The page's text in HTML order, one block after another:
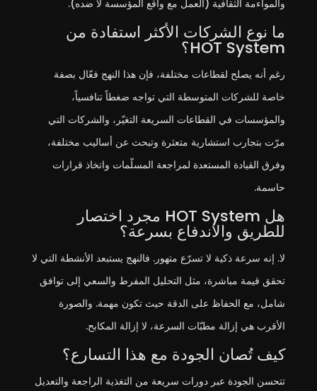
والمواءمة الثقافية (العمل مع واقع المؤسسة لا ضده).
ما نوع الشركات الأكثر استفادة من
HOT System؟
رغم أنه يصلح لقطاعات مختلفة، فإن هذا النهج فعّال بصفة
خاصة للشركات المتوسطة التي تواجه ضغطاً تنافسياً،
والمؤسسات في القطاعات السريعة التغيّر، والشركات التي
مرّت بتجارب استشارية متعثرة وتبحث عن أساليب مختلفة،
وفرق القيادة المستعدة لمراجعة المسلّمات واتخاذ قرارات
حاسمة.
هل HOT System مجرد اختصار
للطريق والاندفاع بسرعة؟
لا. إنه سرعة ذكية لا تسرّع متهور. فالنهج يستبعد الأنشطة التي لا
تحقق قيمة مباشرة، مثل التحليل المفرط والسعي إلى توافق
شامل، مع الحفاظ على الدقة حيث تكون مهمة. والصورة
الأقرب هي إزالة مطبّات السرعة، لا إزالة المكابح.
كيف تُصان الجودة مع هذا التسارع؟
تتحسن الجودة عبر دورات سريعة من التغذية الراجعة والتعديل